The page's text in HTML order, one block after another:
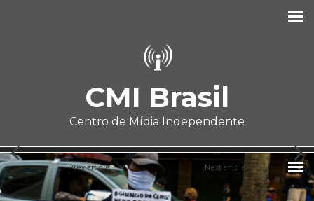
CMI Brasil
Centro de Mídia Independente
Prev article Next article